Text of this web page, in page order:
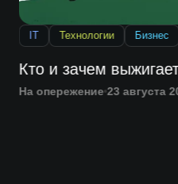
IT Технологии Бизнес
Кто и зачем
На опережение 23 августа